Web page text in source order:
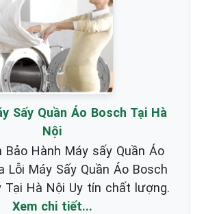
Sấy Quần Áo Bosch Tại Hà
Nội
Bảo Hành Máy sấy Quần Áo
Lỗi Máy Sấy Quần Áo Bosch
Tại Hà Nội Uy tín chất lượng.
Xem chi tiết...